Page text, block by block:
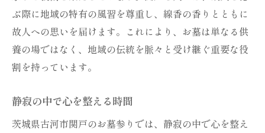
力
古河市の歴史に触れる旅
自然に囲まれたお墓参りの魅力
歴史情緒あふれる墓地の風景
自然と歴史が調和する空間
故人を偲ぶ場としての歴史的価値
ぶ際に地域の特有の風習を尊重し、線香の香りとともに
故人への思いを届けます。これにより、お墓は単なる供
養の場ではなく、地域の伝統を脈々と受け継ぐ重要な役
割を持っています。
静寂の中で心を整える時間
茨城県古河市関戸のお墓参りでは、静寂の中で心を整え